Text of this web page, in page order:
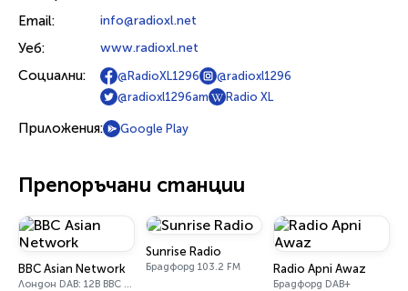
Email: info@radioxl.net
Уеб: www.radioxl.net
Социални: @RadioXL1296
@radioxl1296
@radioxl1296am
Radio XL
Приложения: Google Play
Препоръчани станции
BBC Asian Network
Лондон DAB: 12B BBC National DAB
Sunrise Radio
Брадфорд 103.2 FM Radio Apni Awaz
Брадфорд DAB+